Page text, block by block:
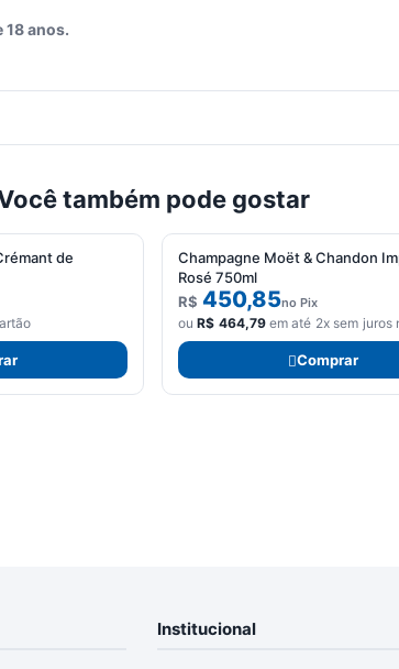
anos.
também pode gostar
de
Champagne Moët & Chandon
Rosé 750ml
R$ 450,85no Pix
ouR$ 464,79em até 2x sem juros
Comprar
Institucional